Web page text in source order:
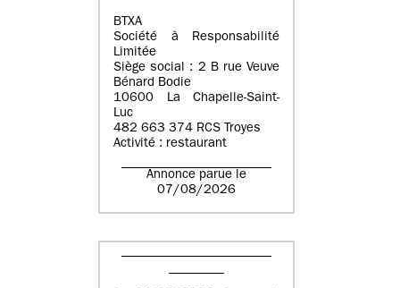
BTXA
Société à Responsabilité
Limitée
Siège social : 2 B rue Veuve
Bénard Bodie
10600 La Chapelle-Saint-
Luc
482 663 374 RCS Troyes
Activité : restaurant
Annonce parue le
07/08/2026